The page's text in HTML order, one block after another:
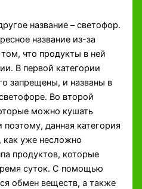
название – светофор.
название из-за
что продукты в ней
В первой категории
запрещены, и названы в
Во второй
можно кушать
данная категория
как уже несложно
продуктов, которые
суток. С помощью
обмен веществ, а также